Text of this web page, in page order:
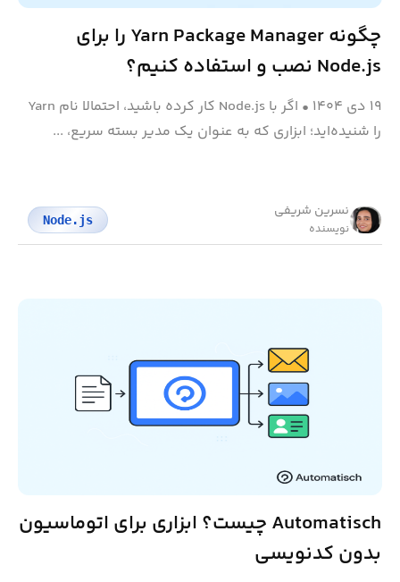
چگونه Yarn Package Manager را برای
Node.js نصب و استفاده کنیم؟
۱۹ دی ۱۴۰۴ •
اگر با Node.js کار کرده باشید، احتمالا نام Yarn
را شنیده‌اید؛ ابزاری که به عنوان یک مدیر بسته سریع، ...
نسرین شریفی
نویسنده
Node.js
Automatisch چیست؟ ابزاری برای اتوماسیون
بدون کدنویسی